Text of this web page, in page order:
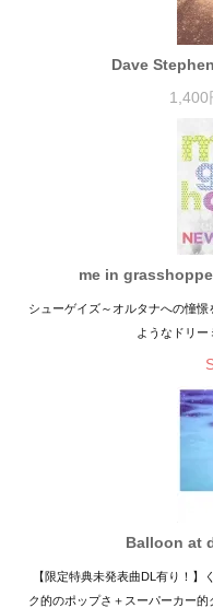
Dave
1,400
me in
シューゲイズ～オルタナへの憧
ようなドリー
Balloon at
【限定特典未発表曲DL有り！
ク的のポップさ＋スーパーカー